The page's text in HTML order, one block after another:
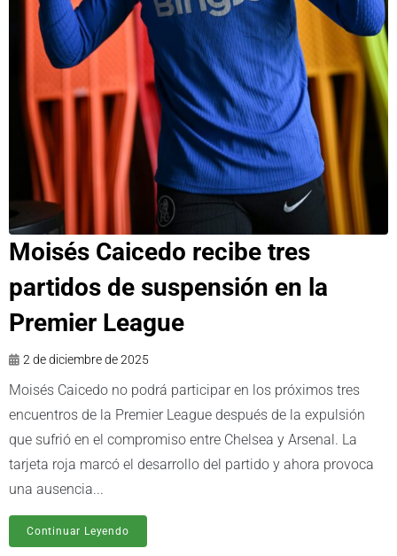
Moisés Caicedo recibe tres
partidos de suspensión en la
Premier League
2 de diciembre de 2025
Moisés Caicedo no podrá participar en los próximos tres
encuentros de la Premier League después de la expulsión
que sufrió en el compromiso entre Chelsea y Arsenal. La
tarjeta roja marcó el desarrollo del partido y ahora provoca
una ausencia...
Continuar Leyendo